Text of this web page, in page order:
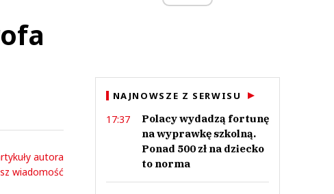
autora
wiadomość
NAJNOWSZE Z SERWISU
17:37
Polacy wydadzą fortunę
na wyprawkę szkolną.
Ponad 500 zł na dziecko
to norma